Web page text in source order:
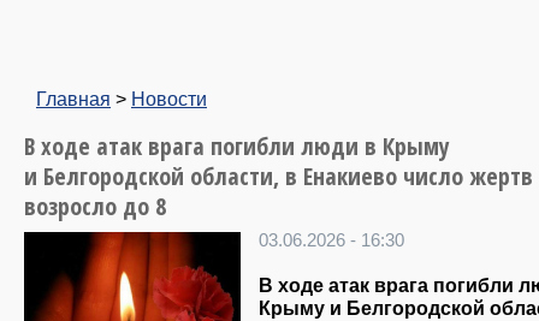
Главная > Новости
В ходе атак врага погибли люди в Крыму
и Белгородской области, в Енакиево число жертв
возросло до 8
03.06.2026 - 16:30
В ходе атак врага погибли
Крыму и Белгородской